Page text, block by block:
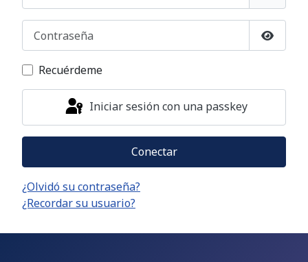
Recuérdeme
Iniciar sesión con una passkey
Conectar
¿Olvidó su contraseña?
¿Recordar su usuario?